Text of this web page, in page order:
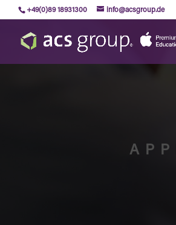
+49(0)89 18931300 info@acsgroup.de